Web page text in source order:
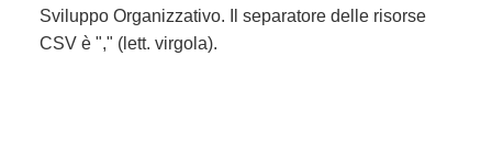
Sviluppo Organizzativo. Il separatore delle risorse
CSV è "," (lett. virgola).